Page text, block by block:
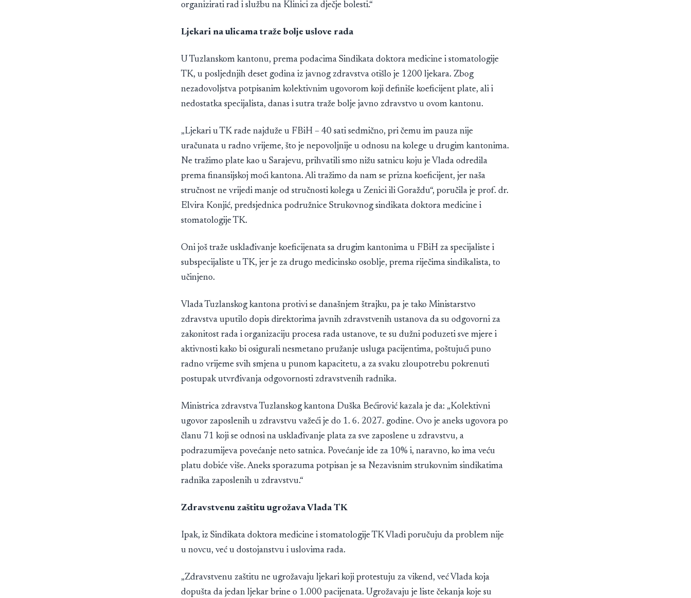
organizirati rad i službu na Klinici za dječje bolesti.“
Ljekari na ulicama traže bolje uslove rada
U Tuzlanskom kantonu, prema podacima Sindikata doktora medicine i stomatologije
TK, u posljednjih deset godina iz javnog zdravstva otišlo je 1200 ljekara. Zbog
nezadovoljstva potpisanim kolektivnim ugovorom koji definiše koeficijent plate, ali i
nedostatka specijalista, danas i sutra traže bolje javno zdravstvo u ovom kantonu.
„Ljekari u TK rade najduže u FBiH – 40 sati sedmično, pri čemu im pauza nije
uračunata u radno vrijeme, što je nepovoljnije u odnosu na kolege u drugim kantonima.
Ne tražimo plate kao u Sarajevu, prihvatili smo nižu satnicu koju je Vlada odredila
prema finansijskoj moći kantona. Ali tražimo da nam se prizna koeficijent, jer naša
stručnost ne vrijedi manje od stručnosti kolega u Zenici ili Goraždu“, poručila je prof. dr.
Elvira Konjić, predsjednica podružnice Strukovnog sindikata doktora medicine i
stomatologije TK.
Oni još traže usklađivanje koeficijenata sa drugim kantonima u FBiH za specijaliste i
subspecijaliste u TK, jer je za drugo medicinsko osoblje, prema riječima sindikalista, to
učinjeno.
Vlada Tuzlanskog kantona protivi se današnjem štrajku, pa je tako Ministarstvo
zdravstva uputilo dopis direktorima javnih zdravstvenih ustanova da su odgovorni za
zakonitost rada i organizaciju procesa rada ustanove, te su dužni poduzeti sve mjere i
aktivnosti kako bi osigurali nesmetano pružanje usluga pacijentima, poštujući puno
radno vrijeme svih smjena u punom kapacitetu, a za svaku zloupotrebu pokrenuti
postupak utvrđivanja odgovornosti zdravstvenih radnika.
Ministrica zdravstva Tuzlanskog kantona Duška Bećirović kazala je da: „Kolektivni
ugovor zaposlenih u zdravstvu važeći je do 1. 6. 2027. godine. Ovo je aneks ugovora po
članu 71 koji se odnosi na usklađivanje plata za sve zaposlene u zdravstvu, a
podrazumijeva povećanje neto satnica. Povećanje ide za 10% i, naravno, ko ima veću
platu dobiće više. Aneks sporazuma potpisan je sa Nezavisnim strukovnim sindikatima
radnika zaposlenih u zdravstvu.“
Zdravstvenu zaštitu ugrožava Vlada TK
Ipak, iz Sindikata doktora medicine i stomatologije TK Vladi poručuju da problem nije
u novcu, već u dostojanstvu i uslovima rada.
„Zdravstvenu zaštitu ne ugrožavaju ljekari koji protestuju za vikend, već Vlada koja
dopušta da jedan ljekar brine o 1.000 pacijenata. Ugrožavaju je liste čekanja koje su